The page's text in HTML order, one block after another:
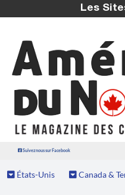
Les
Suivez nous sur Facebook
États-Unis Canada &